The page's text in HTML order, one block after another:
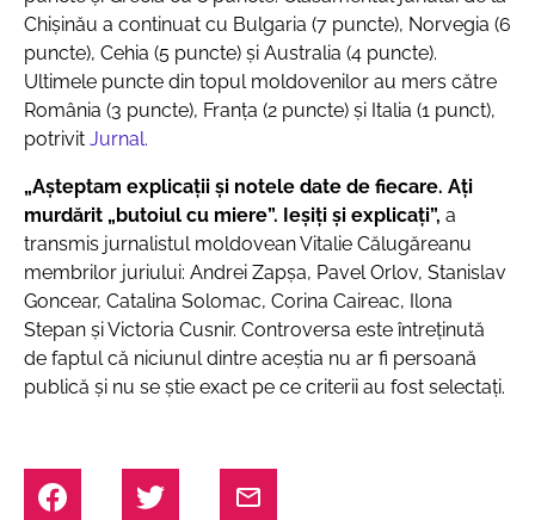
Chișinău a continuat cu Bulgaria (7 puncte), Norvegia (6
puncte), Cehia (5 puncte) și Australia (4 puncte).
Ultimele puncte din topul moldovenilor au mers către
România (3 puncte), Franța (2 puncte) și Italia (1 punct),
potrivit Jurnal.
„Așteptam explicații și notele date de fiecare. Ați
murdărit „butoiul cu miere”. Ieșiți și explicați”, a
transmis jurnalistul moldovean Vitalie Călugăreanu
membrilor juriului: Andrei Zapșa, Pavel Orlov, Stanislav
Goncear, Catalina Solomac, Corina Caireac, Ilona
Stepan şi Victoria Cusnir. Controversa este întreţinută
de faptul că niciunul dintre aceştia nu ar fi persoană
publică şi nu se ştie exact pe ce criterii au fost selectaţi.